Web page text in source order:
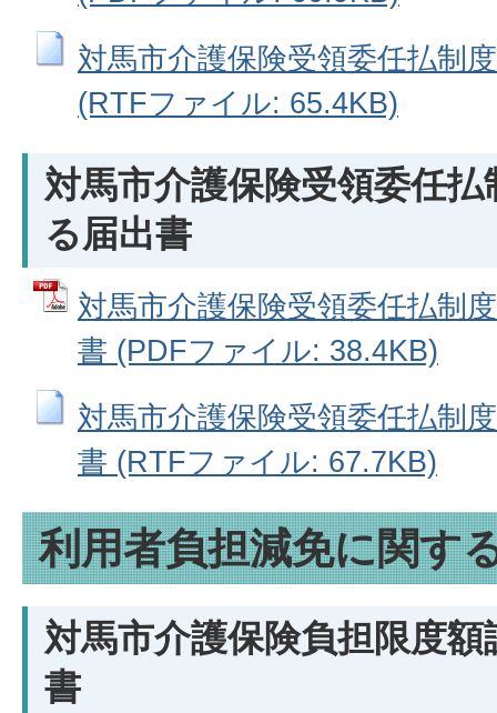
対馬市介護保険受領委任払制
(RTFファイル: 65.4KB)
対馬市介護保険受領委任
る届出書
対馬市介護保険受領委任払制
書 (PDFファイル: 38.4KB)
対馬市介護保険受領委任払制
書 (RTFファイル: 67.7KB)
利用者負担減免に関す
対馬市介護保険負担限度
書